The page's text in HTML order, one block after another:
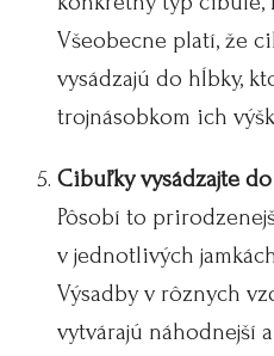
Všeobecne platí, že
vysádzajú do hĺbky,
trojnásobkom ich
Cibuľky vysádzajte
Pôsobí to
v jednotlivých
Výsadby v rôznych
vytvárajú náhodnejší